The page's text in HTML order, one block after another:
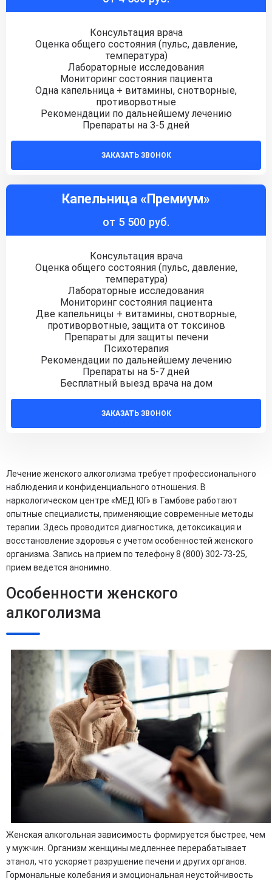
Консультация врача
Оценка общего состояния (пульс, давление,
температура)
Лабораторные исследования
Мониторинг состояния пациента
Одна капельница + витамины, снотворные,
противорвотные
Рекомендации по дальнейшему лечению
Препараты на 3-5 дней
ЗАКАЗАТЬ ЗВОНОК
Капельница «Премиум»
от 5 500 руб.
Консультация врача
Оценка общего состояния (пульс, давление,
температура)
Лабораторные исследования
Мониторинг состояния пациента
Две капельницы + витамины, снотворные,
противорвотные, защита от токсинов
Препараты для защиты печени
Психотерапия
Рекомендации по дальнейшему лечению
Препараты на 5-7 дней
Бесплатный выезд врача на дом
ЗАКАЗАТЬ ЗВОНОК
Лечение женского алкоголизма требует профессионального
наблюдения и конфиденциального отношения. В
наркологическом центре «МЕД ЮГ» в Тамбове работают
опытные специалисты, применяющие современные методы
терапии. Здесь проводится диагностика, детоксикация и
восстановление здоровья с учетом особенностей женского
организма. Запись на прием по телефону 8 (800) 302-73-25,
прием ведется анонимно.
Особенности женского
алкоголизма
Женская алкогольная зависимость формируется быстрее, чем
у мужчин. Организм женщины медленнее перерабатывает
этанол, что ускоряет разрушение печени и других органов.
Гормональные колебания и эмоциональная неустойчивость